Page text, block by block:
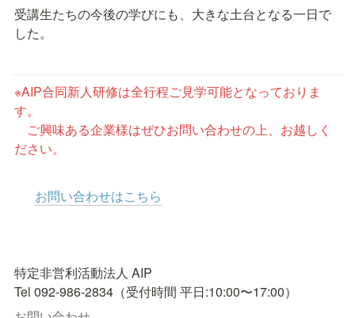
受講生たちの今後の学びにも、大きな土台となる一日で
した。
※AIP合同新人研修は全行程ご見学可能となっておりま
す。
ご興味ある企業様はぜひお問い合わせの上、お越しく
ださい。
お問い合わせはこちら
特定非営利活動法人 AIP